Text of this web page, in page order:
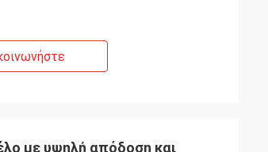
με υψηλή απόδοση και